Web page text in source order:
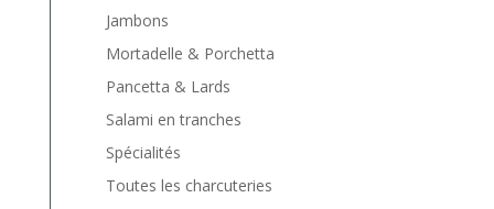
Jambons
Mortadelle & Porchetta
Pancetta & Lards
Salami en tranches
Spécialités
Toutes les charcuteries